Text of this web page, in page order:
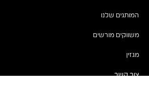
המותגים שלנו
משווקים מורשים
מגזין
צור קשר